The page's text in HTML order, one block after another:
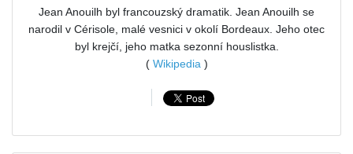
Jean Anouilh byl francouzský dramatik. Jean Anouilh se
narodil v Cérisole, malé vesnici v okolí Bordeaux. Jeho otec
byl krejčí, jeho matka sezonní houslistka.
( Wikipedia )